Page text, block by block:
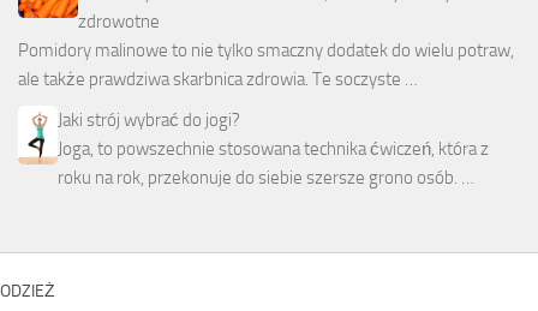
zdrowotne
Pomidory malinowe to nie tylko smaczny dodatek do wielu potraw,
ale także prawdziwa skarbnica zdrowia. Te soczyste …
Jaki strój wybrać do jogi?
Joga, to powszechnie stosowana technika ćwiczeń, która z
roku na rok, przekonuje do siebie szersze grono osób. …
ODZIEŻ